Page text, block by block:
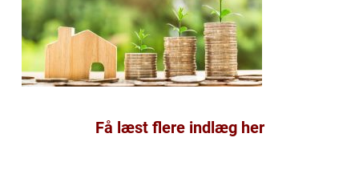
Få læst flere indlæg her